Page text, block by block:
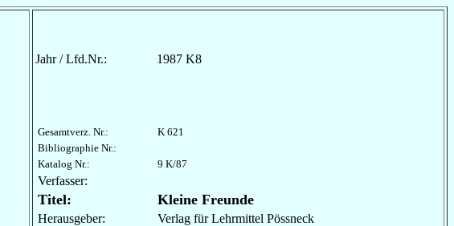
Jahr / Lfd.Nr.: 1987 K8
Gesamtverz. Nr.:
K 621
Bibliographie Nr.:
Katalog Nr.:
9 K/87
Verfasser:
Titel: Kleine Freunde
Herausgeber:
Verlag für Lehrmittel Pössneck